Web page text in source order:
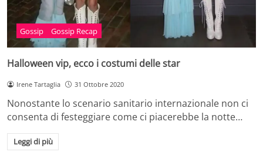
Gossip Gossip Recap
Halloween vip, ecco i costumi delle star
Irene Tartaglia 31 Ottobre 2020
Nonostante lo scenario sanitario internazionale non ci
consenta di festeggiare come ci piacerebbe la notte…
Leggi di più